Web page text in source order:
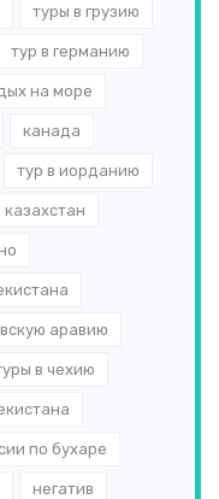
туры в грузию
тур в германию
на море
канада
тур в иорданию
казахстан
аравию
в чехию
по бухаре
негатив